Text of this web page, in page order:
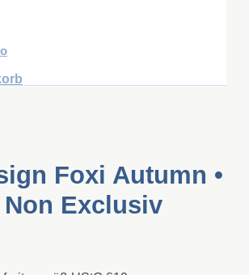
Foxi Autumn •
Non Exclusiv